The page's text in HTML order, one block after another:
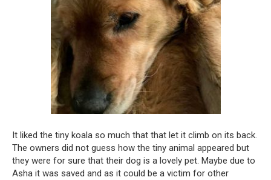
It liked the tiny koala so much that that let it climb on its back.
The owners did not guess how the tiny animal appeared but
they were for sure that their dog is a lovely pet. Maybe due to
Asha it was saved and as it could be a victim for other